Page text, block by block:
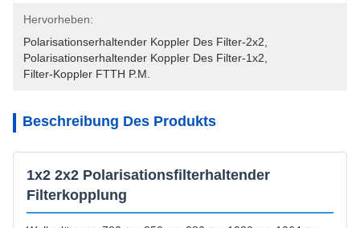
Hervorheben:
Polarisationserhaltender Koppler Des Filter-2x2
Polarisationserhaltender Koppler Des Filter-1x2
Filter-Koppler FTTH P.M.
Beschreibung Des Produkts
1x2 2x2 Polarisationsfilterhaltender
Filterkopplung